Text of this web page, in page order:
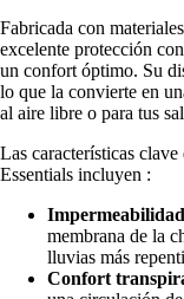
Fabricada con
excelente protección
un confort óptimo. Su
lo que la convierte en
al aire libre o para tus
Las características
Essentials incluyen :
membrana de la
lluvias más
Confort